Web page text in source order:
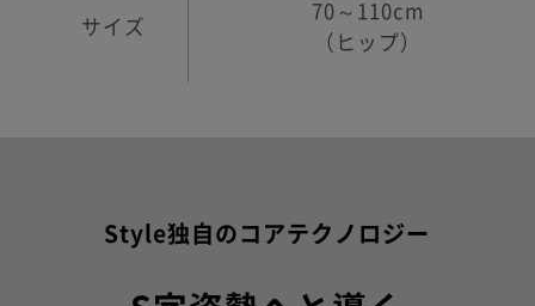
サイズ
70～110cm
（ヒップ）
Style独自のコアテクノロジー